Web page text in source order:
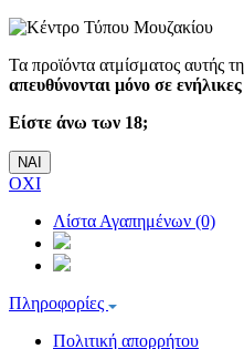
Τα προϊόντα ατμίσματος αυτής
απευθύνονται μόνο σε ενήλικες
Είστε άνω των 18;
ΝΑΙ
ΟΧΙ
Λίστα Αγαπημένων (0)
Πληροφορίες
Πολιτική απορρήτου